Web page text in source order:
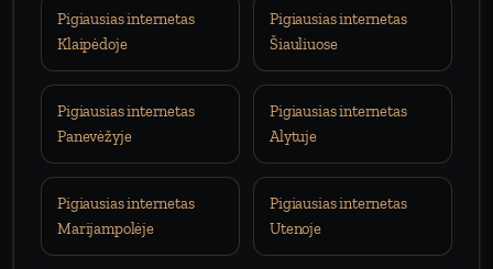
Pigiausias internetas
Klaipėdoje
Pigiausias internetas
Šiauliuose
Pigiausias internetas
Panevėžyje
Pigiausias internetas
Alytuje
Pigiausias internetas
Marijampolėje
Pigiausias internetas
Utenoje